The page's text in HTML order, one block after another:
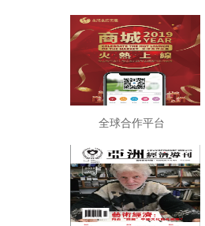
持续深入
全球合作平台